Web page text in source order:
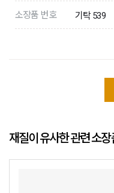
소장품 번호 기탁 539
재질이 유사한 관련 소장